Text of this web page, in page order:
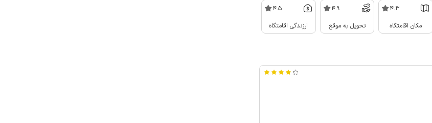
4.3
مکان اقامتگاه
4.9
تحویل به موقع
4.5
ارزندگی اقامتگاه